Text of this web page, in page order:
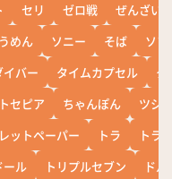
セリ ゼロ戦
ぜんざい
めん ソニー そば
ソ
イバー タイムカプセル
タ
セピア ちゃんぽん
ツシ
ットペーパー トラ
トラ
ール トリプルセブン
ド